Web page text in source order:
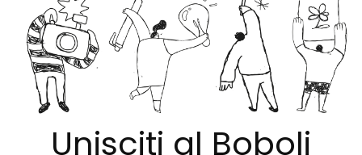
Unisciti al Boboli